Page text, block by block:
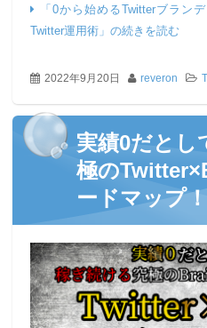
「0から始めるTwitterブラン
Twitter運用術」の続きを読む
2022年9月20日 reveron
実績0だとし
極の
ードマップ！